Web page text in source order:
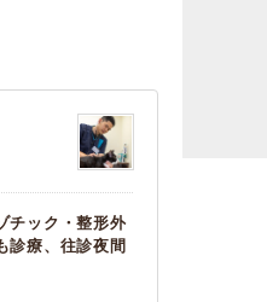
チック・整形外
診療、往診夜間